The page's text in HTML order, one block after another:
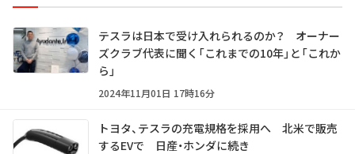
テスラは日本で受け入れられるのか？ オーナー
ズクラブ代表に聞く「これまでの10年」と「これか
ら」
2024年11月01日 17時16分
トヨタ、テスラの充電規格を採用へ 北米で販売
するEVで 日産・ホンダに続き